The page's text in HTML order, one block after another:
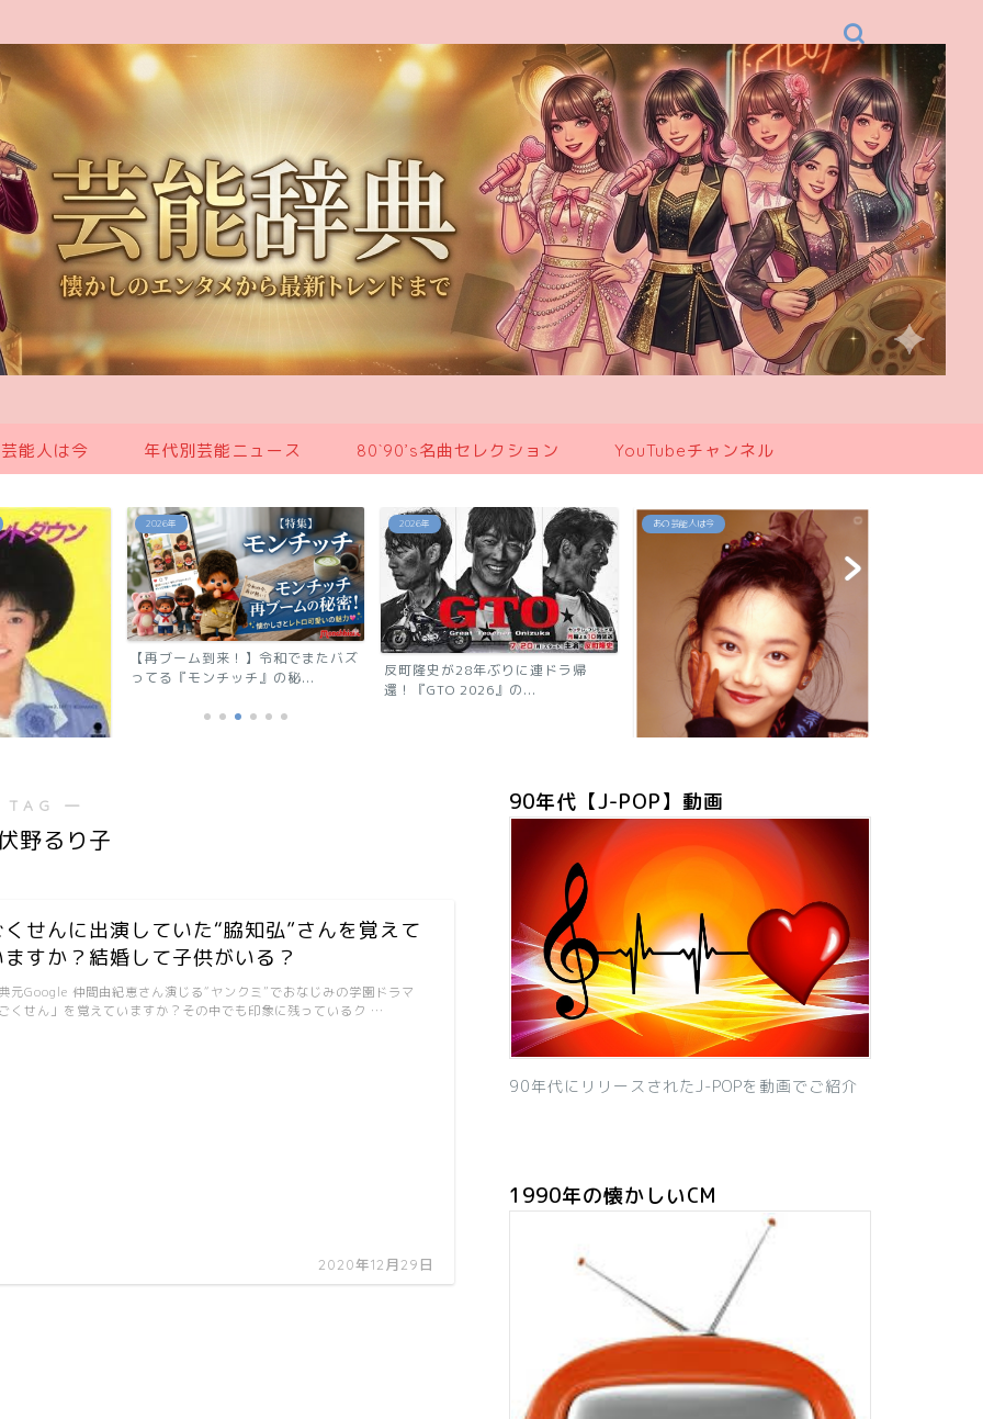
能人は今 年代別芸能ニュース 80`90’s名曲セレクション YouTubeチャンネル
2026年
【再ブーム到来！】令和でまたバズ
ってる『モンチッチ』の秘...
2026年
反町隆史が28年ぶりに連ドラ帰
還！『GTO 2026』の...
あの芸能人は今
「浅香唯の現在は？旦那も子供も芸
能人！有名グループ全員が...
―
野るり子
くせんに出演していた“脇知弘”さんを覚えて
ますか？結婚して子供がいる？
2020年12月29日
元Google 仲間由紀恵さん演じる“ヤンクミ”でおなじみの学園ドラマ
くせん」を覚えていますか？その中でも印象に残っているク …
90年代【J-POP】動画
90年代にリリースされたJ-POPを動画でご紹介
1990年の懐かしいCM